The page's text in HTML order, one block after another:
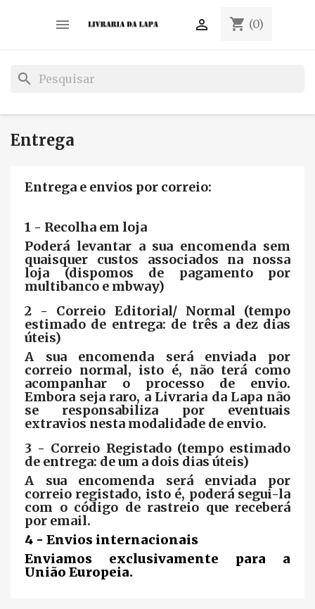
 shopping_cart (0)

search
Entrega
Entrega e envios por correio:
1 - Recolha em loja
Poderá levantar a sua encomenda sem
quaisquer custos associados na nossa
loja (dispomos de pagamento por
multibanco e mbway)
2 - Correio Editorial/ Normal (tempo
estimado de entrega: de três a dez dias
úteis)
A sua encomenda será enviada por
correio normal, isto é, não terá como
acompanhar o processo de envio.
Embora seja raro, a Livraria da Lapa não
se responsabiliza por eventuais
extravios nesta modalidade de envio.
3 - Correio Registado (tempo estimado
de entrega: de um a dois dias úteis)
A sua encomenda será enviada por
correio registado, isto é, poderá segui-la
com o código de rastreio que receberá
por email.
4 - Envios internacionais
Enviamos exclusivamente para a
União Europeia.